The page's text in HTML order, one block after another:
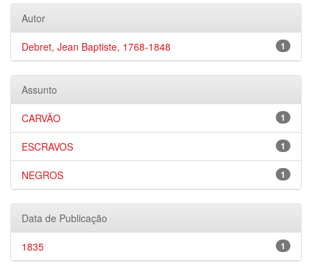
Autor
1
Debret, Jean Baptiste, 1768-1848
Assunto
1
CARVÃO
1
ESCRAVOS
1
NEGROS
Data de Publicação
1
1835